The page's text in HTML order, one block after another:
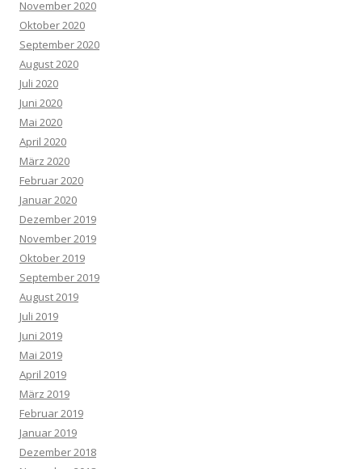
November 2020
Oktober 2020
September 2020
August 2020
Juli 2020
Juni 2020
Mai 2020
April 2020
März 2020
Februar 2020
Januar 2020
Dezember 2019
November 2019
Oktober 2019
September 2019
August 2019
Juli 2019
Juni 2019
Mai 2019
April 2019
März 2019
Februar 2019
Januar 2019
Dezember 2018